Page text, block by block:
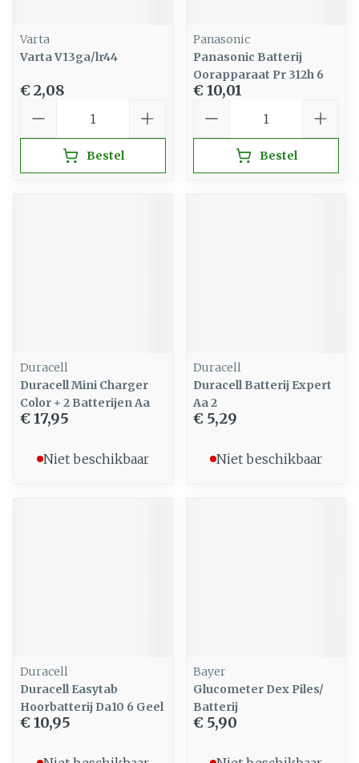
Varta
Varta V13ga/lr44
€ 2,08
Bestel
Panasonic
Panasonic Batterij
Oorapparaat Pr 312h 6
€ 10,01
Bestel
Duracell
Duracell Mini Charger
Color + 2 Batterijen Aa
€ 17,95
Niet beschikbaar
Duracell
Duracell Batterij Expert
Aa 2
€ 5,29
Niet beschikbaar
Duracell
Duracell Easytab
Hoorbatterij Da10 6 Geel
€ 10,95
Bayer
Glucometer Dex Piles/
Batterij
€ 5,90